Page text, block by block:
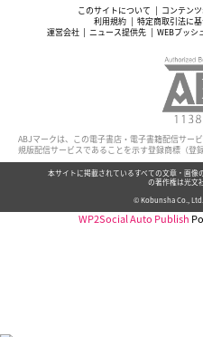
このサイトについて コンテン
利用規約
特定商取引法に
運営会社
ニュース提供先 WEBプッシ
ABJマークは、この電子書店・電子書籍配信サー
規版配信サービスであることを示す登録商標（登
本サイトに掲載されているすべての文章・画像
の著作権は光文
© Kobunsha Co.,
WP2Social Auto Publish